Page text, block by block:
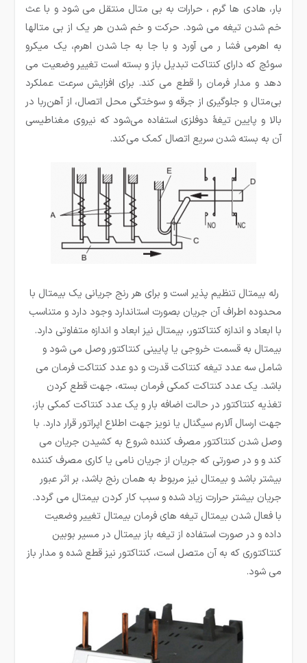
بار، هادی ها گرم ، حرارات به بی متال منتقل می شود و با عث
خم شدن تیغه می شود. حرکت و خم شدن هر یک از بی متالها
به اهرمی فشا ر می آورد و با جا به جا شدن اهرم، یک میکرو
سوئچ که دارای کنتاکت تبدیل باز و بسته است تغییر وضعیت می
دهد و مدار فرمان را قطع می کند. برای افزایش سرعت عملکرد
بی‌متال و جلوگیری از جرقه و سوختگی محل اتصال، از آهن‌ربا در
بالا و پایین تیغهٔ دوفلزی استفاده می‌شود که نیروی مغناطیسی
آن به بسته شدن سریع اتصال کمک می‌کند.
رله بیمتال تنظیم پذیر است و برای هر رنج جریانی یک بیمتال با
محدوده اطراف آن جریان بصورت استاندارد وجود دارد و متناسب
با ابعاد و اندازه کنتاکتور، بیمتال نیز ابعاد و اندازه متفاوتی دارد.
بیمتال به قسمت خروجی یا پایینی کنتاکتور وصل می شود و
شامل سه عدد تیغه کنتاکت قدرت و دو عدد کنتاکت فرمان می
باشد. یک عدد کنتاکت کمکی فرمان بسته، جهت قطع کردن
تغذیه کنتاکتور در حالت اضافه بار و یک عدد کنتاکت کمکی باز،
جهت ارسال آلارم سیگنال یا نویز جهت اطلاع اپراتور قرار دارد. با
وصل شدن کنتاکتور مصرف کننده شروع به کشیدن جریان می
کند و و در صورتی که جریان از جریان نامی یا کاری مصرف کننده
بیشتر باشد و بیمتال نیز مربوط به همان رنج باشد، بر اثر عبور
جریان بیشتر حرارت زیاد شده و سبب کار کردن بیمتال می گردد.
با فعال شدن بیمتال تیغه های فرمان بیمتال تغییر وضعیت
داده و در صورت استفاده از تیغه باز بیمتال در مسیر بوبین
کنتاکتوری که به آن متصل است، کنتاکتور نیز قطع شده و مدار باز
می شود.